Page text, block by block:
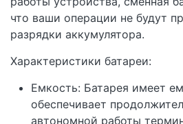
что ваши операции не будут
разрядки аккумулятора.
Характеристики батареи:
Емкость: Батарея имеет
обеспечивает
автономной работы